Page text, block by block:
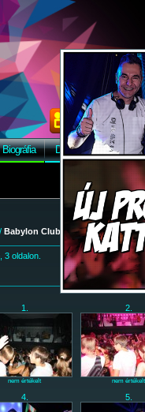
Biográfia Discográfia Képek
/ Babylon Club / 2009-09-22 -
3 oldalon.
[<<]-[<]-[01] -[02]-
1.
nem értékelt
2.
nem értékelt
4. 5.